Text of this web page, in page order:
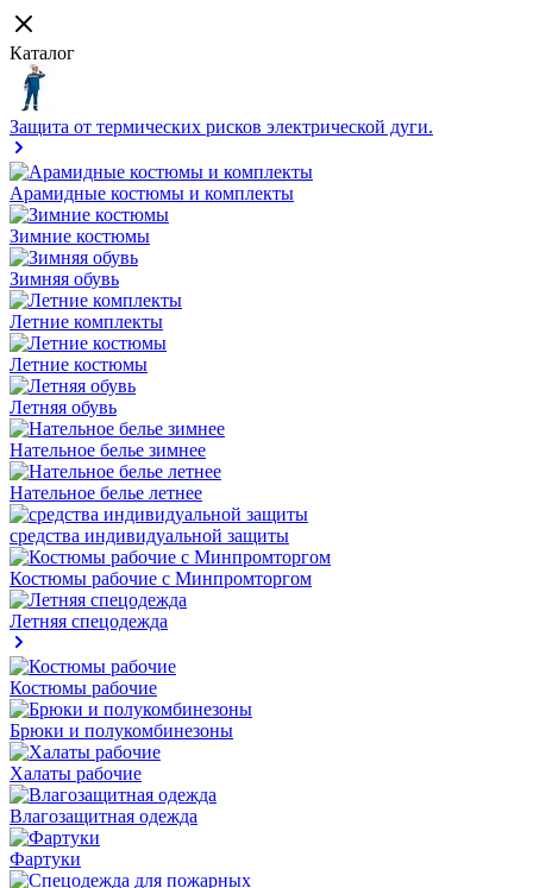
Каталог
Защита от термических рисков электрической дуги.
Арамидные костюмы и комплекты
Зимние костюмы
Зимняя обувь
Летние комплекты
Летние костюмы
Летняя обувь
Нательное белье зимнее
Нательное белье летнее
средства индивидуальной защиты
Костюмы рабочие с Минпромторгом
Летняя спецодежда
Костюмы рабочие
Брюки и полукомбинезоны
Халаты рабочие
Влагозащитная одежда
Фартуки